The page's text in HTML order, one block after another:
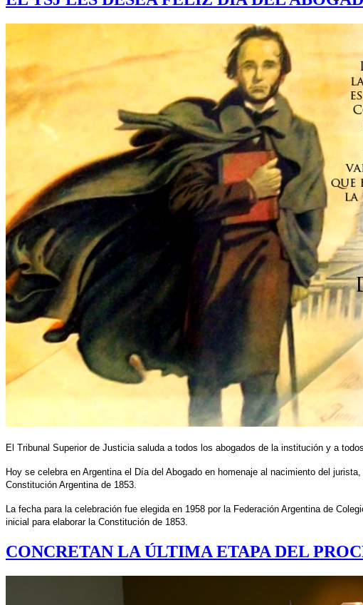
El Tribunal Superior de Justicia saluda a todos los abogados de la institución y a
Hoy se celebra en Argentina el Día del Abogado en homenaje al nacimiento del
Constitución Argentina de 1853.
La fecha para la celebración fue elegida en 1958 por la Federación Argentina de
inicial para elaborar la Constitución de 1853.
CONCRETAN LA ÚLTIMA ETAPA DEL